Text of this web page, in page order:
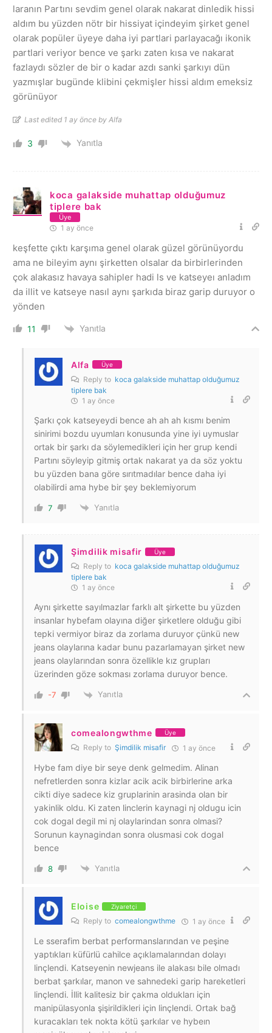
laranın Partını sevdim genel olarak nakarat dinledik hissi
aldım bu yüzden nötr bir hissiyat içindeyim şirket genel
olarak popüler üyeye daha iyi partlari parlayacağı ikonik
partlari veriyor bence ve şarkı zaten kısa ve nakarat
fazlaydı sözler de bir o kadar azdı sanki şarkıyı dün
yazmışlar bugünde klibini çekmişler hissi aldım emeksiz
görünüyor
Last edited 1 ay önce by Alfa
3 Yanıtla
koca galakside muhattap olduğumuz
tiplere bak
Üye
1 ay önce
keşfette çıktı karşıma genel olarak güzel görünüyordu
ama ne bileyim aynı şirketten olsalar da birbirlerinden
çok alakasız havaya sahipler hadi ls ve katseyeı anladım
da illit ve katseye nasıl aynı şarkıda biraz garip duruyor o
yönden
11 Yanıtla
Alfa Üye
Reply to koca galakside muhattap olduğumuz
tiplere bak
1 ay önce
Şarkı çok katseyeydi bence ah ah ah kısmı benim
sinirimi bozdu uyumları konusunda yine iyi uymuslar
ortak bir şarkı da söylemedikleri için her grup kendi
Partını söyleyip gitmiş ortak nakarat ya da söz yoktu
bu yüzden bana göre sırıtmadılar bence daha iyi
olabilirdi ama hybe bir şey beklemiyorum
7 Yanıtla
Şimdilik misafir Üye
Reply to koca galakside muhattap olduğumuz
tiplere bak
1 ay önce
Aynı şirkette sayılmazlar farklı alt şirkette bu yüzden
insanlar hybefam olayına diğer şirketlere olduğu gibi
tepki vermiyor biraz da zorlama duruyor çünkü new
jeans olaylarına kadar bunu pazarlamayan şirket new
jeans olaylarından sonra özellikle kız grupları
üzerinden göze sokması zorlama duruyor bence.
-7 Yanıtla
comealongwthme Üye
Reply to Şimdilik misafir 1 ay önce
Hybe fam diye bir seye denk gelmedim. Alinan
nefretlerden sonra kizlar acik acik birbirlerine arka
cikti diye sadece kiz gruplarinin arasinda olan bir
yakinlik oldu. Ki zaten linclerin kaynagi nj oldugu icin
cok dogal degil mi nj olaylarindan sonra olmasi?
Sorunun kaynagindan sonra olusmasi cok dogal
bence
8 Yanıtla
Eloise Ziyaretçi
Reply to comealongwthme 1 ay önce
Le sserafim berbat performanslarından ve peşine
yaptıkları küfürlü cahilce açıklamalarından dolayı
linçlendi. Katseyenin newjeans ile alakası bile olmadı
berbat şarkılar, manon ve sahnedeki garip hareketleri
linçlendi. İllit kalitesiz bir çakma oldukları için
manipülasyonla şişirildikleri için linçlendi. Ortak bağ
kuracakları tek nokta kötü şarkılar ve hybeın